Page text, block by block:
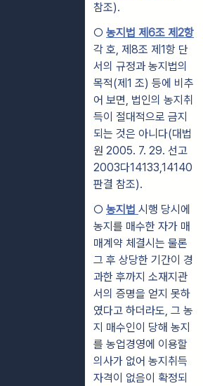
참조).
○ 농지법 제6조 제2항
각 호, 제8조 제1항 단
서의 규정과 농지법의
목적(제1 조) 등에 비추
어 보면, 법인의 농지취
득이 절대적으로 금지
되는 것은 아니다(대법
원 2005. 7. 29. 선고
2003다14133,14140
판결 참조).
○ 농지법 시행 당시에
농지를 매수한 자가 매
매계약 체결시는 물론
그 후 상당한 기간이 경
과한 후까지 소재지관
서의 증명을 얻지 못하
였다고 하더라도, 그 농
지 매수인이 당해 농지
를 농업경영에 이용할
의사가 없어 농지취득
자격이 없음이 확정되